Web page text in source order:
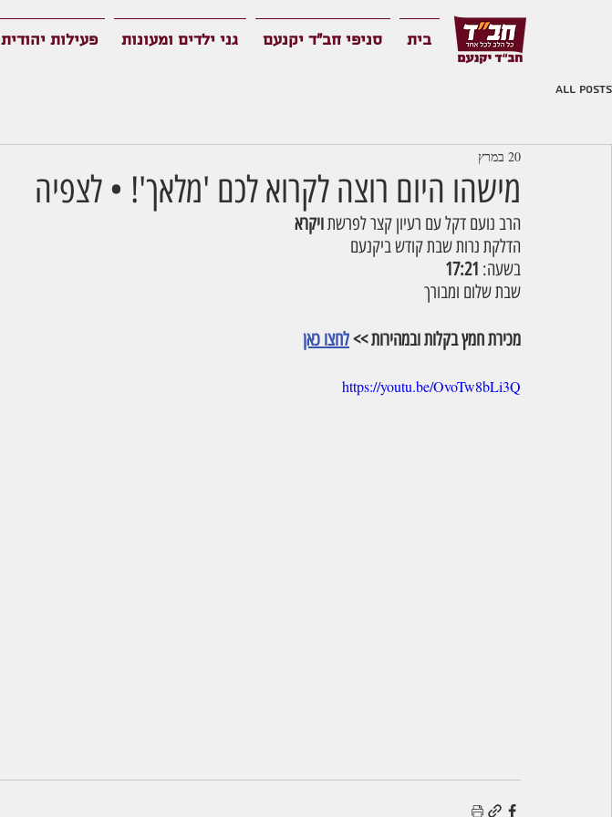
בית סניפי חב"ד יקנעם גני ילדים ומעונות פעילות יהודית
All Posts
מישהו היום רוצה לקרוא לכם 'מלאך'! • לצפיה
20 במרץ
הרב נועם דקל עם רעיון קצר לפרשת ויקרא
הדלקת נרות שבת קודש ביקנעם
בשעה: 17:21
שבת שלום ומבורך
מכירת חמץ בקלות ובמהירות >> לחצו כאן
https://youtu.be/OvoTw8bLi3Q